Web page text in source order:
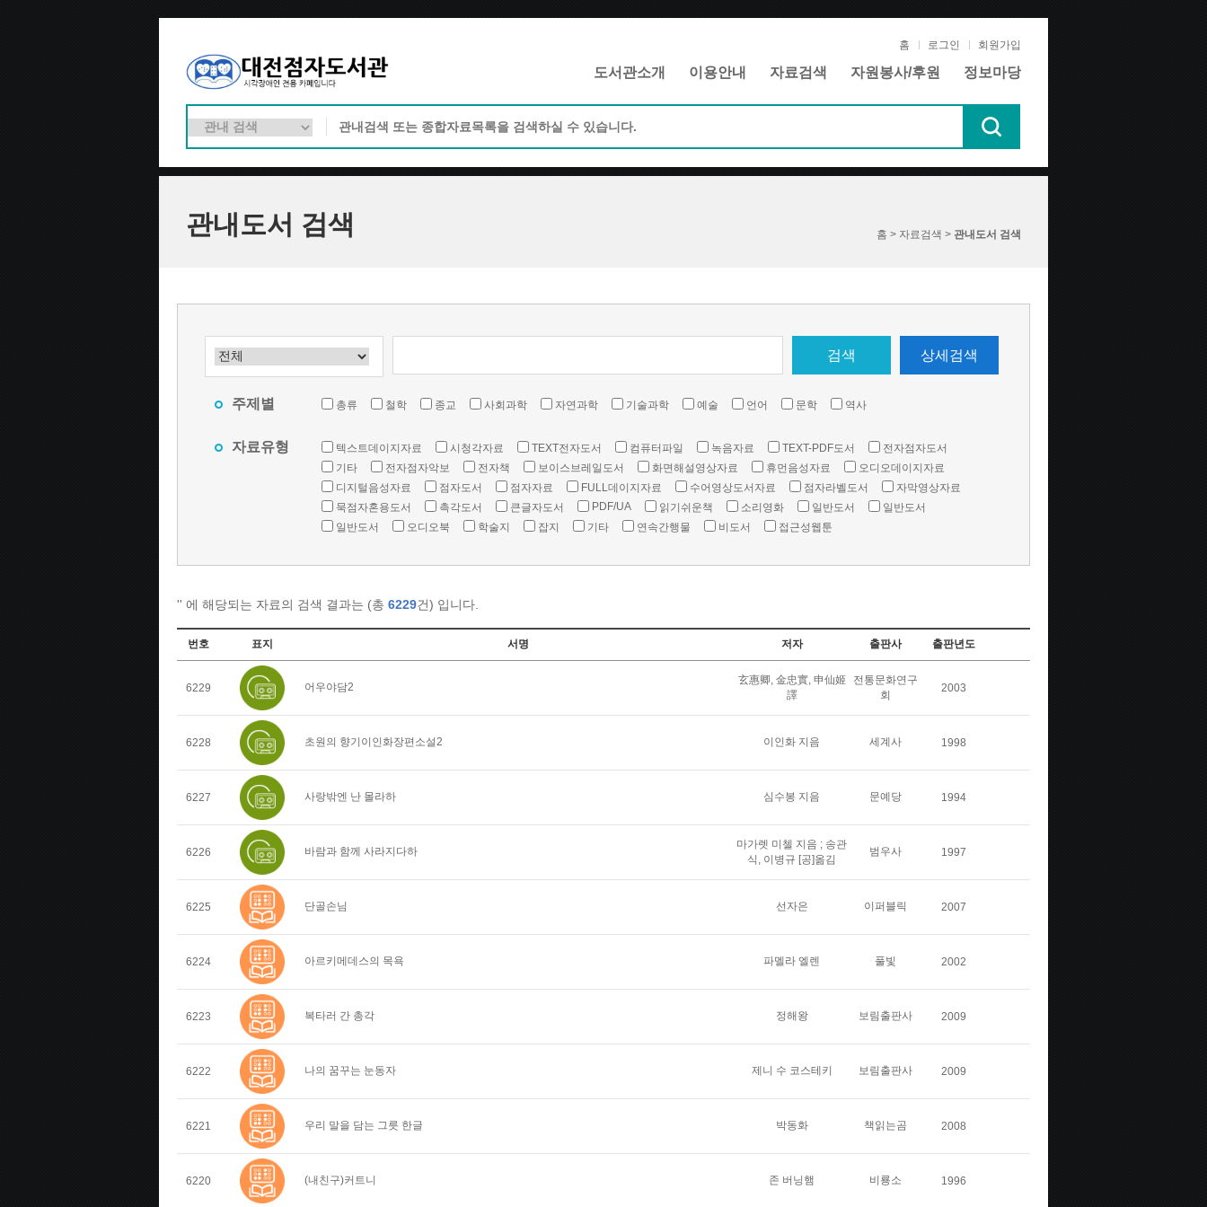
홈 로그인 회원가입
도서관소개 이용안내 자료검색 자원봉사/후원 정보마당
관내도서 검색 홈 > 자료검색 > 관내도서 검색
검색 상세검색
주제별 총류 철학 종교 사회과학 자연과학 기술과학 예술 언어 문학 역사
자료유형 텍스트데이지자료 시청각자료 TEXT전자도서 컴퓨터파일 녹음자료 TEXT-PDF도서
전자점자도서
기타
전자점자악보 전자책 보이스브레일도서 화면해설영상자료 휴먼음성자료
오디오데이지자료
디지털음성자료
점자도서 점자자료 FULL데이지자료 수어영상도서자료 점자라벨도서
자막영상자료
묵점자혼용도서
촉각도서 큰글자도서 PDF/UA 읽기쉬운책 소리영화 일반도서
일반도서
일반도서
오디오북 학술지 잡지 기타 연속간행물 비도서 접근성웹툰
'' 에 해당되는 자료의 검색 결과는 (총 6229건) 입니다.
번호 표지 서명 저자 출판사 출판년도
6229 어우야담2
玄惠卿, 金忠實, 申仙姬
譯
전통문화연구
회
2003
6228 초원의 향기이인화장편소설2 이인화 지음 세계사 1998
6227 사랑밖엔 난 몰라하 심수봉 지음 문예당 1994
6226 바람과 함께 사라지다하
마가렛 미첼 지음 ; 송관
식, 이병규 [공]옮김
범우사 1997
6225 단골손님 선자은 이퍼블릭 2007
6224 아르키메데스의 목욕 파멜라 엘렌 풀빛 2002
6223 복타러 간 총각 정해왕 보림출판사 2009
6222 나의 꿈꾸는 눈동자 제니 수 코스테키 보림출판사 2009
6221 우리 말을 담는 그릇 한글 박동화 책읽는곰 2008
6220 (내친구)커트니 존 버닝햄 비룡소 1996